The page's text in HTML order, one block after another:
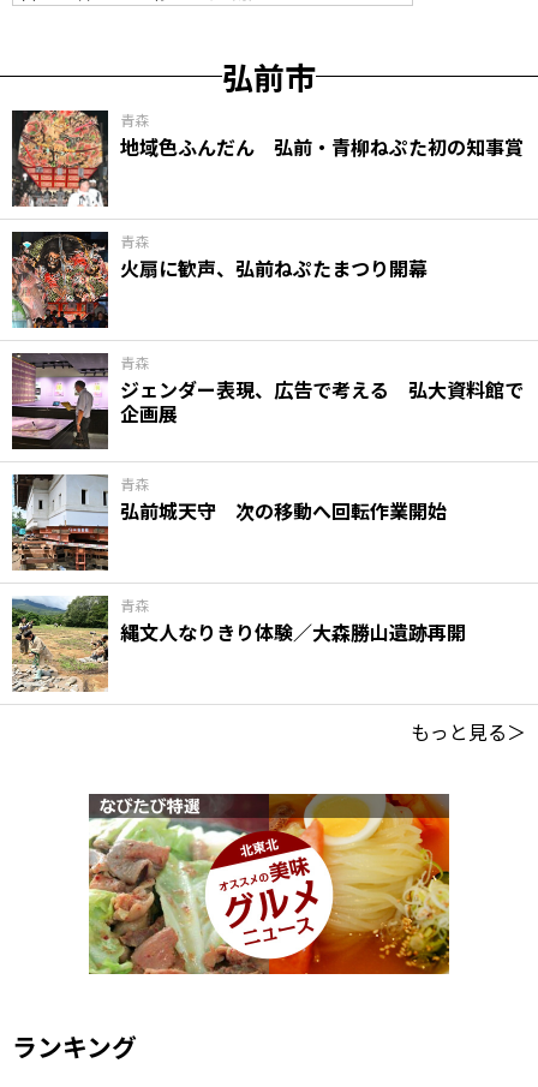
弘前市
青森
地域色ふんだん 弘前・青柳ねぷた初の知事賞
青森
火扇に歓声、弘前ねぷたまつり開幕
青森
ジェンダー表現、広告で考える 弘大資料館で
企画展
青森
弘前城天守 次の移動へ回転作業開始
青森
縄文人なりきり体験／大森勝山遺跡再開
もっと見る＞
ランキング